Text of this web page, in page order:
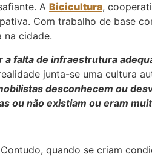
A Bicicultura,
Com trabalho de base
na cidade.
a falta de infraestrutura
junta-se uma cultura
desconhecem ou
ou não existiam ou eram
quando se criam